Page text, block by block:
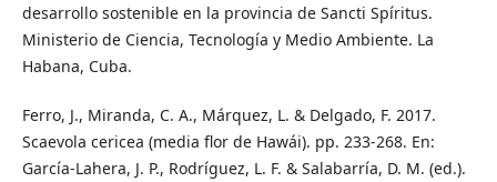
desarrollo sostenible en la provincia de Sancti Spíritus.
Ministerio de Ciencia, Tecnología y Medio Ambiente. La
Habana, Cuba.
Ferro, J., Miranda, C. A., Márquez, L. & Delgado, F. 2017.
Scaevola cericea (media flor de Hawái). pp. 233-268. En:
García-Lahera, J. P., Rodríguez, L. F. & Salabarría, D. M. (ed.).